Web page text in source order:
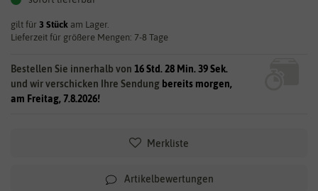
gilt für 3 Stück am Lager.
Lieferzeit für größere Mengen: 7-8 Tage
Bestellen Sie innerhalb von 16 Std. 28 Min. 38 Sek.
und wir verschicken Ihre Sendung bereits morgen,
am Freitag, 7.8.2026!
Merkliste
Artikelbewertungen